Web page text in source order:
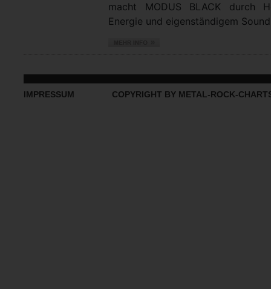
macht MODUS BLACK durch
Energie und eigenständigem
IMPRESSUM COPYRIGHT BY METAL-ROCK-